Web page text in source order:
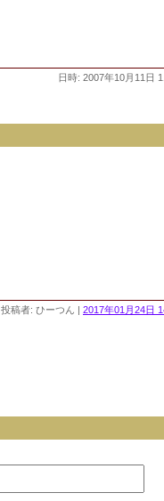
日時: 2007年10月11日
投稿者: ひーつん | 2017年01月24日